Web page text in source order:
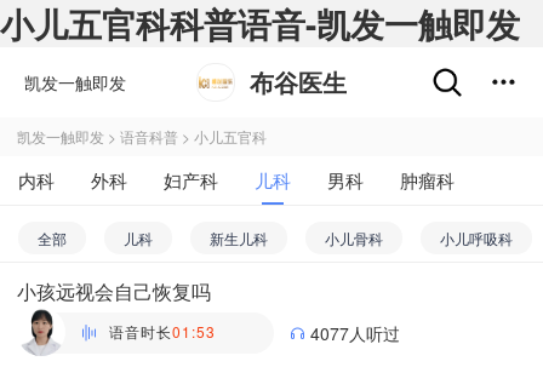
小儿五官科科普语音-凯发一触即发
凯发一触即发 布谷医生
凯发一触即发 > 语音科普 > 小儿五官科
内科 外科 妇产科 儿科 男科
肿瘤科
不孕不育
五官科 精神心理科
皮肤性病科
中医科
全部 儿科 新生儿科 小儿骨科 小儿呼吸科
小儿消化科 小儿内分泌科
小儿心外科 小儿血液科 小儿五官科
小孩远视会自己恢复吗
语音时长01:53 4077人听过